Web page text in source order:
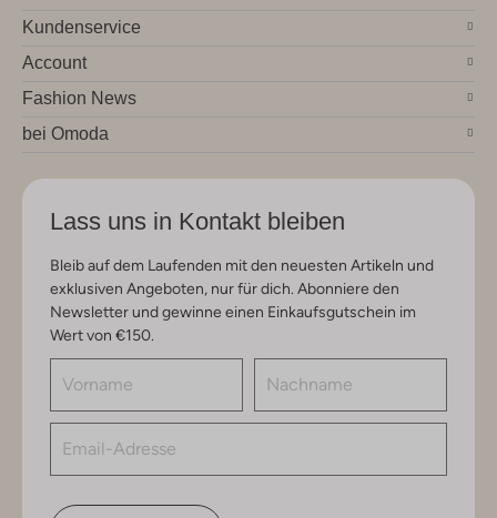
Kundenservice
Account
Fashion News
bei Omoda
Lass uns in Kontakt bleiben
Bleib auf dem Laufenden mit den neuesten Artikeln und
exklusiven Angeboten, nur für dich. Abonniere den
Newsletter und gewinne einen Einkaufsgutschein im
Wert von €150.